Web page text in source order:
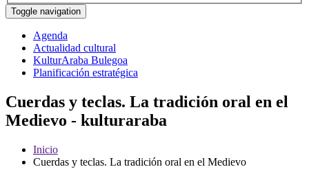
Toggle navigation
Agenda
Actualidad cultural
KulturAraba Bulegoa
Planificación estratégica
Cuerdas y teclas. La tradición oral en el
Medievo - kulturaraba
Inicio
Cuerdas y teclas. La tradición oral en el Medievo